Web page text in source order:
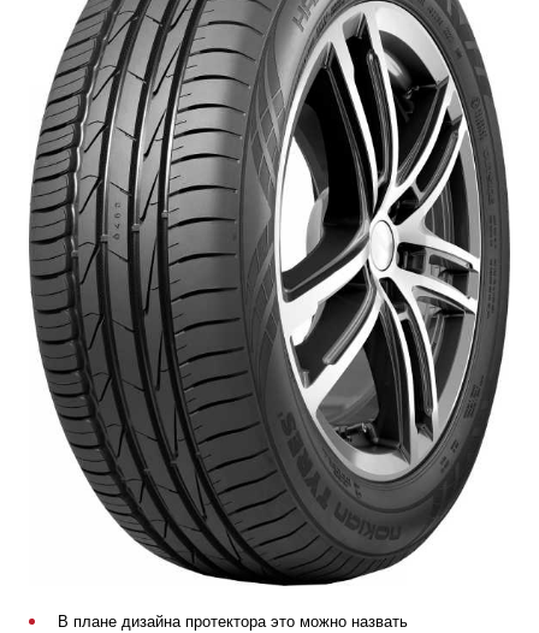
В плане дизайна протектора это можно назвать